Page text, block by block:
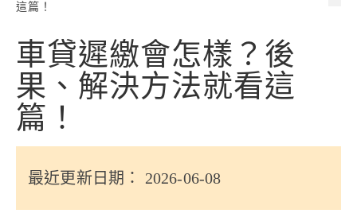
信用貸款
代書貸款
精選知識
銀行貸款
其他貸款
申貸Q&A
這篇！
車貸遲繳會怎樣？後
果、解決方法就看這
篇！
最近更新日期： 2026-06-08